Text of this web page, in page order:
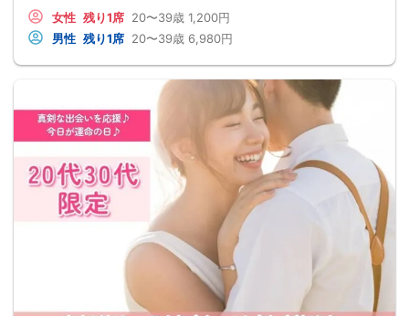
女性 残り1席 20〜39歳 1,200円
男性 残り1席 20〜39歳 6,980円